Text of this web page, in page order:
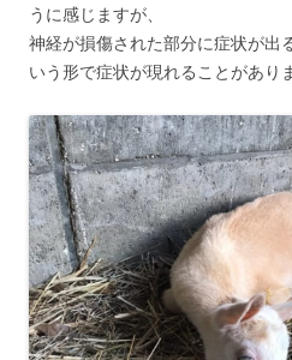
うに感じますが、
神経が損傷された部分に症状が出
いう形で症状が現れることがあり